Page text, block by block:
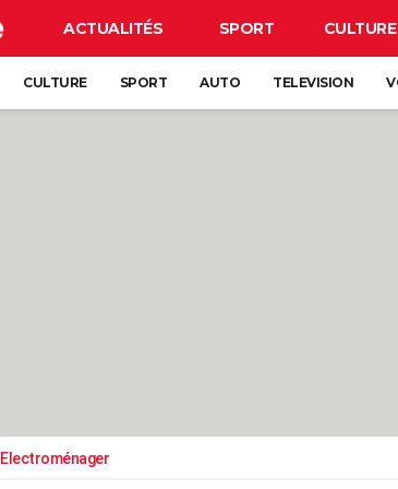
ACTUALITÉS SPORT CULTURE
CULTURE SPORT AUTO TELEVISION
Electroménager